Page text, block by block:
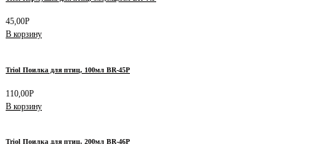
45,00Р
В корзину
Triol Поилка для птиц, 100мл BR-45P
110,00Р
В корзину
Triol Поилка для птиц, 200мл BR-46P